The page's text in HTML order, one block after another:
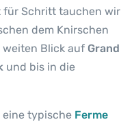
Schritt tauchen wir
dem Knirschen
weiten Blick auf Grand
und bis in die
eine typische Ferme